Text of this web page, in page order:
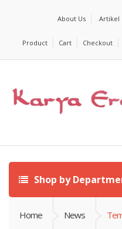
About Us Artikel
Product Cart Checkout
Shop by
Home News